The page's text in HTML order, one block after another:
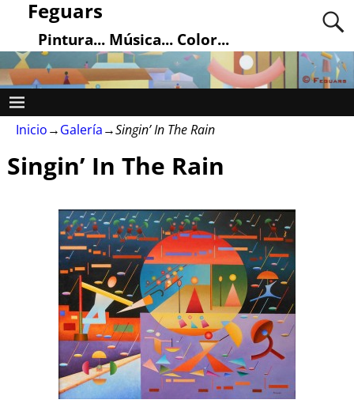
Feguars
Pintura... Música... Color...
Inicio→Galería→Singin’ In The Rain
Singin’ In The Rain